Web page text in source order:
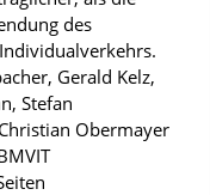
des
Gerald Kelz,
Stefan
Obermayer